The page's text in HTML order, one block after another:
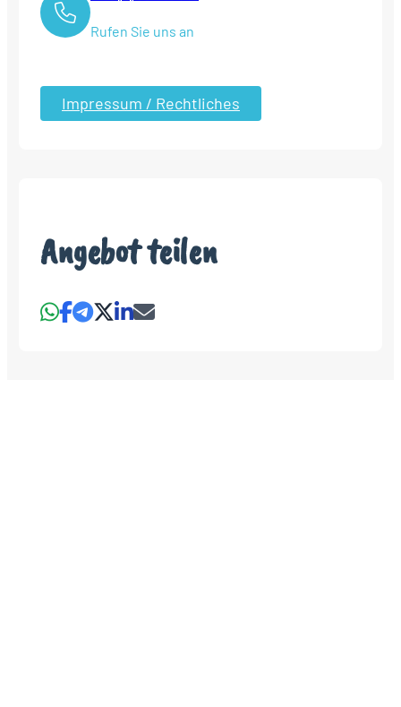
Rufen Sie uns an
Impressum / Rechtliches
Angebot teilen